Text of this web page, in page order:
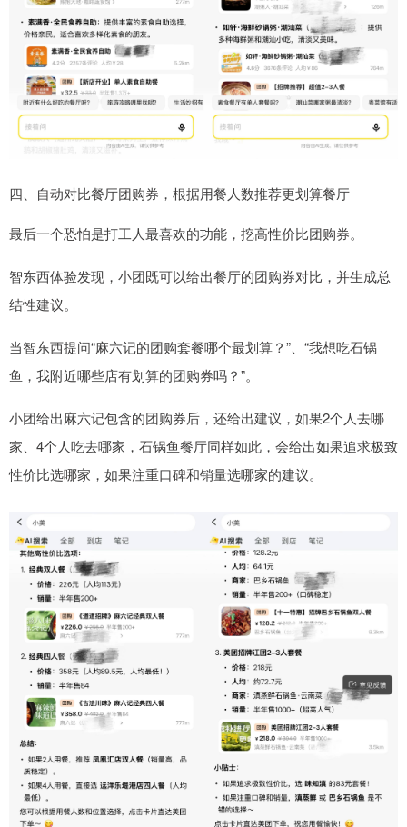
四、自动对比餐厅团购券，根据用餐人数推荐更划算餐厅
最后一个恐怕是打工人最喜欢的功能，挖高性价比团购券。
智东西体验发现，小团既可以给出餐厅的团购券对比，并生成总
结性建议。
当智东西提问“麻六记的团购套餐哪个最划算？”、“我想吃石锅
鱼，我附近哪些店有划算的团购券吗？”。
小团给出麻六记包含的团购券后，还给出建议，如果2个人去哪
家、4个人吃去哪家，石锅鱼餐厅同样如此，会给出如果追求极致
性价比选哪家，如果注重口碑和销量选哪家的建议。